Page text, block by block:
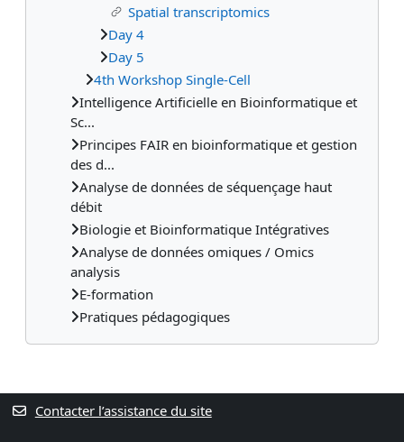
Spatial transcriptomics
Day 4
Day 5
4th Workshop Single-Cell
Intelligence Artificielle en Bioinformatique et
Sc...
Principes FAIR en bioinformatique et gestion
des d...
Analyse de données de séquençage haut
débit
Biologie et Bioinformatique Intégratives
Analyse de données omiques / Omics
analysis
E-formation
Pratiques pédagogiques
Contacter l’assistance du site